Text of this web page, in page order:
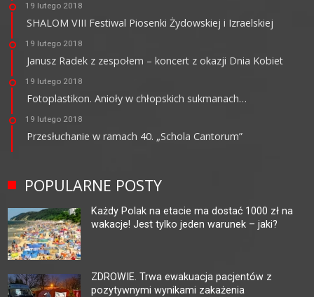
19 lutego 2018
SHALOM VIII Festiwal Piosenki Żydowskiej i Izraelskiej
19 lutego 2018
Janusz Radek z zespołem – koncert z okazji Dnia Kobiet
19 lutego 2018
Fotoplastikon. Anioły w chłopskich sukmanach…
19 lutego 2018
Przesłuchanie w ramach 40. „Schola Cantorum”
POPULARNE POSTY
Każdy Polak na etacie ma dostać 1000 zł na
wakacje! Jest tylko jeden warunek – jaki?
ZDROWIE. Trwa ewakuacja pacjentów z
pozytywnymi wynikami zakażenia